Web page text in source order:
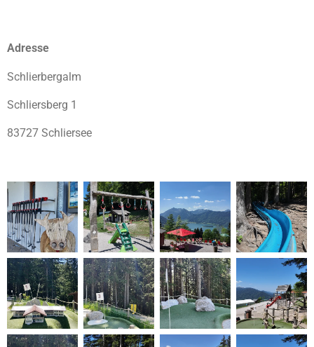
Adresse
Schlierbergalm
Schliersberg 1
83727 Schliersee